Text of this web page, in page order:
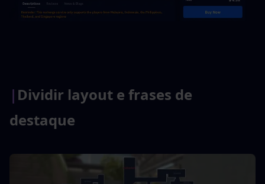
| Dividir layout e frases de
destaque